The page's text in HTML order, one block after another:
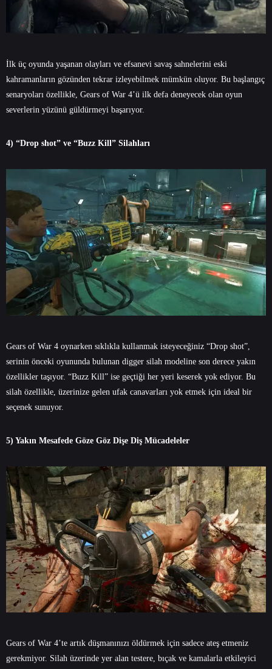
İlk üç oyunda yaşanan olayları ve efsanevi savaş sahnelerini eski
kahramanların gözünden tekrar izleyebilmek mümkün oluyor. Bu başlangıç
senaryoları özellikle, Gears of War 4’ü ilk defa deneyecek olan oyun
severlerin yüzünü güldürmeyi başarıyor.
4) “Drop shot” ve “Buzz Kill” Silahları
Gears of War 4 oynarken sıklıkla kullanmak isteyeceğiniz “Drop shot”,
serinin önceki oyununda bulunan digger silah modeline son derece yakın
özellikler taşıyor. “Buzz Kill” ise geçtiği her yeri keserek yok ediyor. Bu
silah özellikle, üzerinize gelen ufak canavarları yok etmek için ideal bir
seçenek sunuyor.
5) Yakın Mesafede Göze Göz Dişe Diş Mücadeleler
Gears of War 4’te artık düşmanınızı öldürmek için sadece ateş etmeniz
gerekmiyor. Silah üzerinde yer alan testere, bıçak ve kamalarla etkileyici